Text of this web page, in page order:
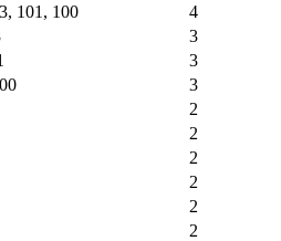
101, 100
4
3
3
3
2
2
2
2
2
2